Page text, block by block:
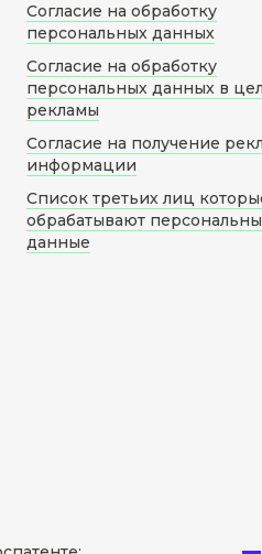
Согласие на обработку
персональных данных
Согласие на обработку
персональных данных в
рекламы
Согласие на получение
информации
Список третьих лиц
обрабатывают
данные